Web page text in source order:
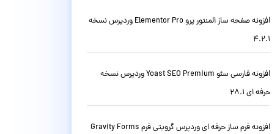
افزونه صفحه ساز المنتور پرو Elementor Pro وردپرس نسخه
4.2.1
افزونه فارسی سئو Yoast SEO Premium وردپرس نسخه
حرفه ای 28.1
افزونه فرم ساز حرفه ای وردپرس گرویتی فرم Gravity Forms